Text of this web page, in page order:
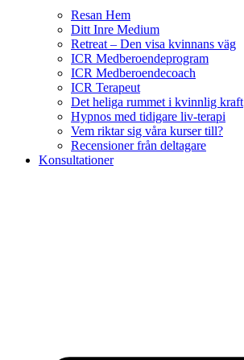
Resan Hem
Ditt Inre Medium
Retreat – Den visa kvinnans väg
ICR Medberoendeprogram
ICR Medberoendecoach
ICR Terapeut
Det heliga rummet i kvinnlig kraft
Hypnos med tidigare liv-terapi
Vem riktar sig våra kurser till?
Recensioner från deltagare
Konsultationer